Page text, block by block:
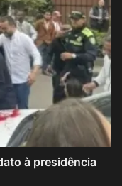
à presidência